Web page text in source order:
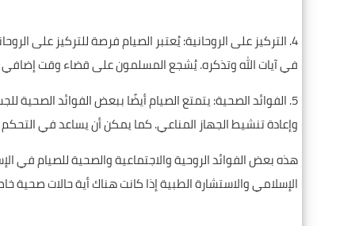
4. التركيز على الروحانية: يُعتبر الصيام فرصة للتركيز على
في آيات الله وتذكره. يُشجع المسلمون على قضاء وقت إضافي
5. الفوائد الصحية: يتمتع الصيام أيضًا ببعض الفوائد
وإعادة تنشيط الجهاز المناعي. كما يمكن أن يساعد في
هذه بعض الفوائد الروحية والاجتماعية والصحية للصيام
الإسلامي والاستشارة الطبية إذا كانت هناك أية حالات صحية